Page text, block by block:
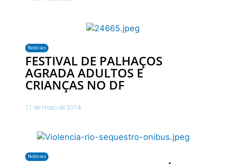
Notícias
FESTIVAL DE PALHAÇOS
AGRADA ADULTOS E
CRIANÇAS NO DF
11 de maio de 2014
Notícias